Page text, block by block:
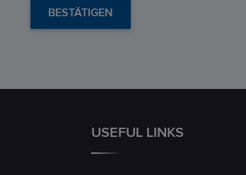
BESTÄTIGEN
USEFUL LINKS